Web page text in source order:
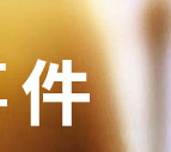
麻豆天美在线观看
速箱托盘 保险杠
冲压件料架
手推车
藏式马桶水箱支
汽车行业